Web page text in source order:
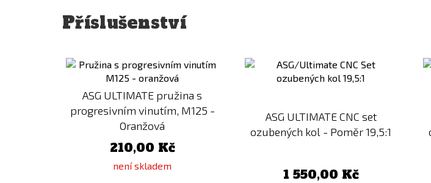
Příslušenství
ASG ULTIMATE pružina s
progresivním vinutím, M125 -
Oranžová
210,00 Kč
není skladem
k
ASG ULTIMATE CNC set
ozubených kol - Poměr 19,5:1
1 550,00 Kč